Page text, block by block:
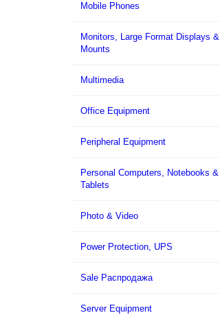
Mobile Phones
Monitors, Large Format Displays &
Mounts
Multimedia
Office Equipment
Peripheral Equipment
Personal Computers, Notebooks &
Tablets
Photo & Video
Power Protection, UPS
Sale Распродажа
Server Equipment